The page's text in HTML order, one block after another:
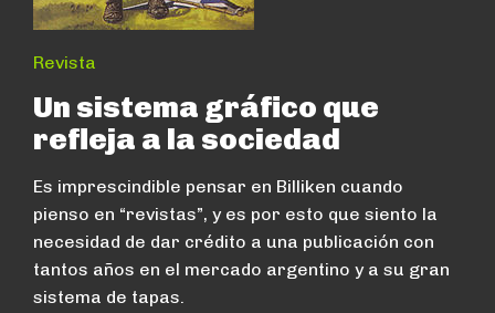
Revista
Un sistema gráfico que
refleja a la sociedad
Es imprescindible pensar en Billiken cuando
pienso en “revistas”, y es por esto que siento la
necesidad de dar crédito a una publicación con
tantos años en el mercado argentino y a su gran
sistema de tapas.